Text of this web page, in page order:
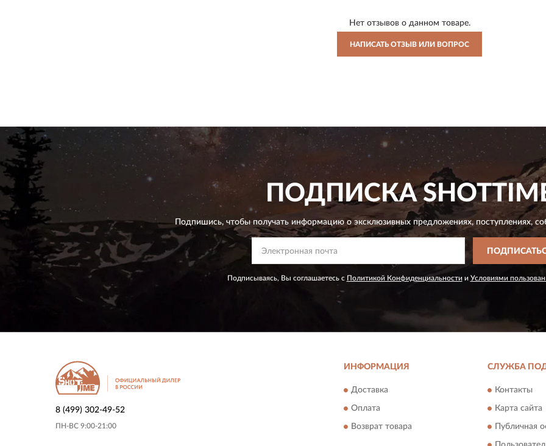
Нет отзывов о данном товаре.
НАПИСАТЬ ОТЗЫВ ИЛИ ВОПРОС
ПОДПИСКА
Подпишись, чтобы получать информацию о эксклюзивных предложениях,поступлениях,
Подписываясь, Вы соглашаетесь с Политикой Конфиденциальности и Условиями
8 (499) 302-49-52
ПН-ВС 9:00-21:00
ИНФОРМАЦИЯ
Доставка
Оплата
Возврат товара
СЛУЖБА
Контакты
Карта сайта
Публичная